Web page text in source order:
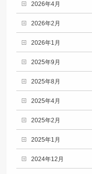
2026年4月
2026年2月
2026年1月
2025年9月
2025年8月
2025年4月
2025年2月
2025年1月
2024年12月